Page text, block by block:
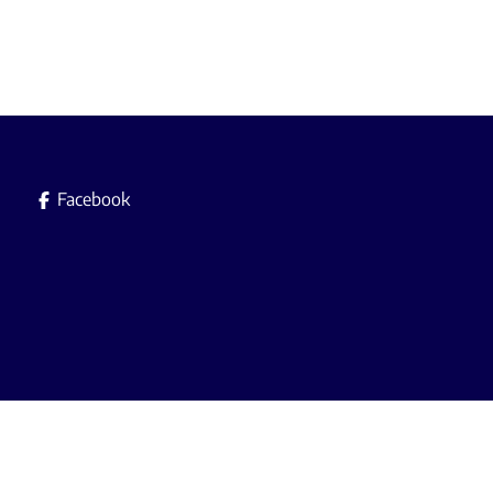
Facebook